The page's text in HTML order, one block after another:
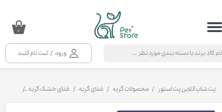
ورود / ثبت نام کنید
حساب کاربری من
خروج از حساب کاربری
۰
پت شاپ آنلاین پت استور محصولات گربه غذای گربه غذای خشک گربه